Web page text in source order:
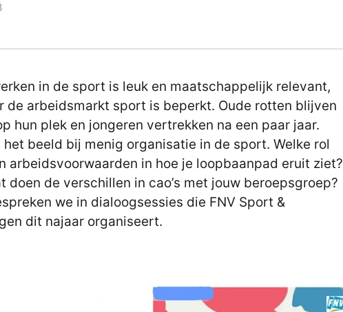
in de sport is leuk en maatschappelijk relevant,
de arbeidsmarkt sport is beperkt. Oude rotten blijven
hun plek en jongeren vertrekken na een paar jaar.
het beeld bij menig organisatie in de sport. Welke rol
arbeidsvoorwaarden in hoe je loopbaanpad eruit ziet?
doen de verschillen in cao’s met jouw beroepsgroep?
we in dialoogsessies die FNV Sport &
dit najaar organiseert.